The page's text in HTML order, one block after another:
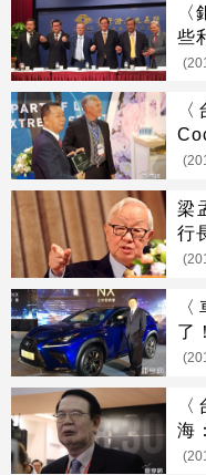
些
梁
行
了
海